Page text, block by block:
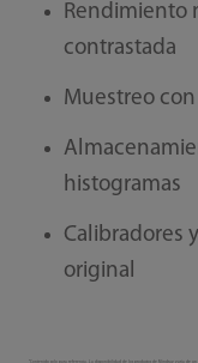
Rendimiento
contrastada
Muestreo
histogramas
Calibradores
original